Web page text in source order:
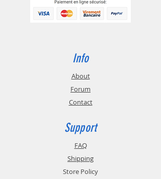
Info
About
Forum
Contact
Support
FAQ
Shipping
Store Policy